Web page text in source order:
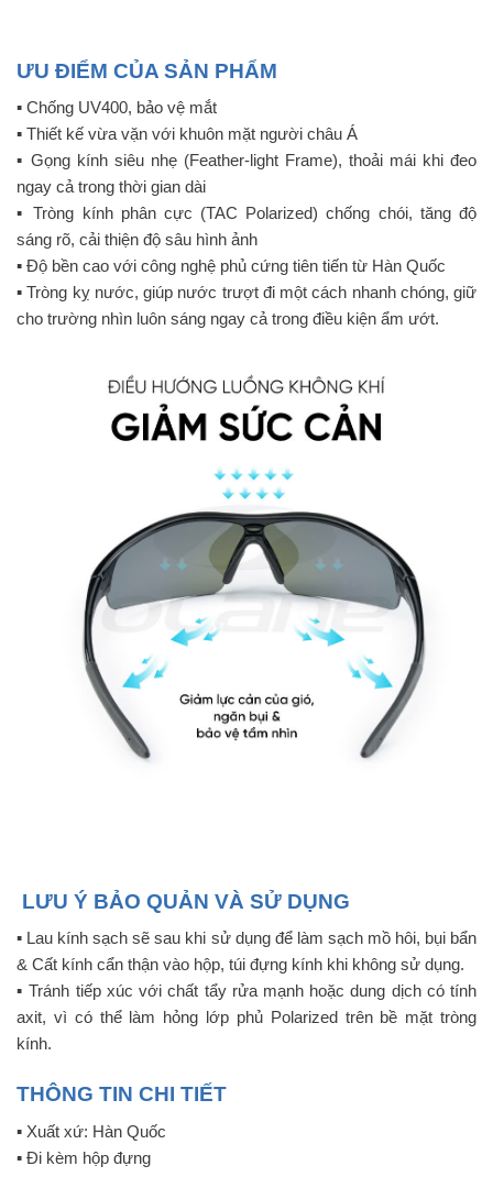
ƯU ĐIỂM CỦA SẢN PHẨM
▪️ Chống UV400, bảo vệ mắt
▪️ Thiết kế vừa vặn với khuôn mặt người châu Á
▪️ Gọng kính siêu nhẹ (Feather-light Frame), thoải mái khi đeo
ngay cả trong thời gian dài
▪️ Tròng kính phân cực (TAC Polarized) chống chói, tăng độ
sáng rõ, cải thiện độ sâu hình ảnh
▪️ Độ bền cao với công nghệ phủ cứng tiên tiến từ Hàn Quốc
▪️ Tròng kỵ nước, giúp nước trượt đi một cách nhanh chóng, giữ
cho trường nhìn luôn sáng ngay cả trong điều kiện ẩm ướt.
LƯU Ý BẢO QUẢN VÀ SỬ DỤNG
▪️ Lau kính sạch sẽ sau khi sử dụng để làm sạch mồ hôi, bụi bẩn
& Cất kính cẩn thận vào hộp, túi đựng kính khi không sử dụng.
▪️ Tránh tiếp xúc với chất tẩy rửa mạnh hoặc dung dịch có tính
axit, vì có thể làm hỏng lớp phủ Polarized trên bề mặt tròng
kính.
THÔNG TIN CHI TIẾT
▪️ Xuất xứ: Hàn Quốc
▪️ Đi kèm hộp đựng